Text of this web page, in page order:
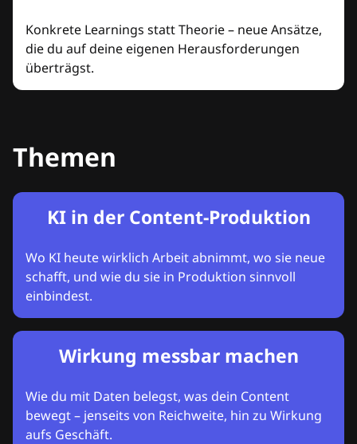
Konkrete Learnings statt Theorie – neue Ansätze,
die du auf deine eigenen Herausforderungen
überträgst.
Themen
KI in der Content-Produktion
Wo KI heute wirklich Arbeit abnimmt, wo sie neue
schafft, und wie du sie in Produktion sinnvoll
einbindest.
Wirkung messbar machen
Wie du mit Daten belegst, was dein Content
bewegt – jenseits von Reichweite, hin zu Wirkung
aufs Geschäft.